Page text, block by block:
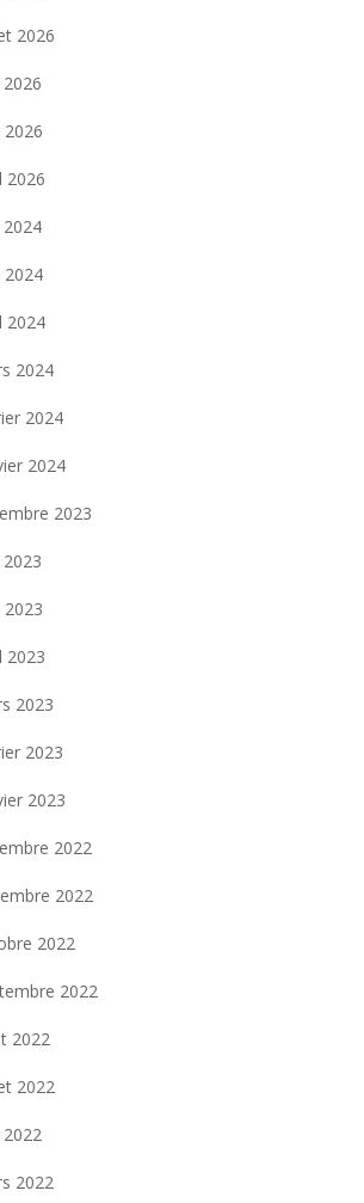
2026
2026
2024
2024
2024
2024
2024
2023
2023
2023
2023
2023
2022
2022
2022
2022
2022
2022
2022